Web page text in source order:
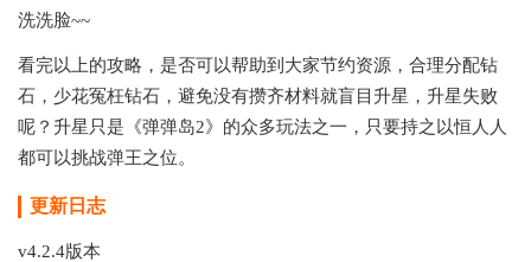
洗洗脸~~
看完以上的攻略，是否可以帮助到大家节约资源，合理分配钻
石，少花冤枉钻石，避免没有攒齐材料就盲目升星，升星失败
呢？升星只是《弹弹岛2》的众多玩法之一，只要持之以恒人人
都可以挑战弹王之位。
更新日志
v4.2.4版本